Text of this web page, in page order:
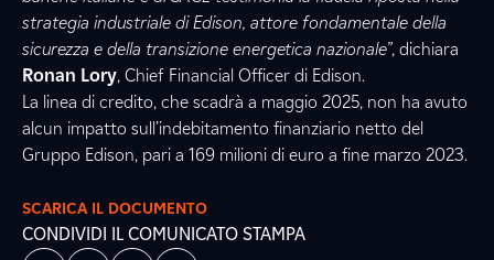
strategia industriale di Edison, attore fondamentale della
sicurezza e della transizione energetica nazionale”, dichiara
Ronan Lory, Chief Financial Officer di Edison.
La linea di credito, che scadrà a maggio 2025, non ha avuto
alcun impatto sull’indebitamento finanziario netto del
Gruppo Edison, pari a 169 milioni di euro a fine marzo 2023.
SCARICA IL DOCUMENTO
CONDIVIDI IL COMUNICATO STAMPA